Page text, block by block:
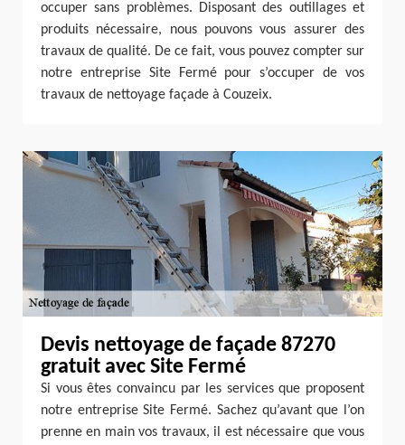
occuper sans problèmes. Disposant des outillages et
produits nécessaire, nous pouvons vous assurer des
travaux de qualité. De ce fait, vous pouvez compter sur
notre entreprise Site Fermé pour s’occuper de vos
travaux de nettoyage façade à Couzeix.
Devis nettoyage de façade 87270
gratuit avec Site Fermé
Si vous êtes convaincu par les services que proposent
notre entreprise Site Fermé. Sachez qu’avant que l’on
prenne en main vos travaux, il est nécessaire que vous